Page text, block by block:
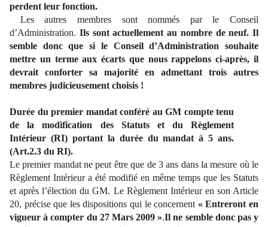
perdent leur fonction.
Les autres membres sont nommés par le Conseil
d’Administration. Ils sont actuellement au nombre de neuf. Il
semble donc que si le Conseil d’Administration souhaite
mettre un terme aux écarts que nous rappelons ci-après, il
devrait conforter sa majorité en admettant trois autres
membres judicieusement choisis !
Durée du premier mandat conféré au GM compte tenu
de la modification des Statuts et du Règlement
Intérieur (RI) portant la durée du mandat à 5 ans.
(Art.2.3 du RI).
Le premier mandat ne peut être que de 3 ans dans la mesure où le
Règlement Intérieur a été modifié en même temps que les Statuts
et après l’élection du GM. Le Règlement Intérieur en son Article
20, précise que les dispositions qui le concernent « Entreront en
vigueur à compter du 27 Mars 2009 ».Il ne semble donc pas y